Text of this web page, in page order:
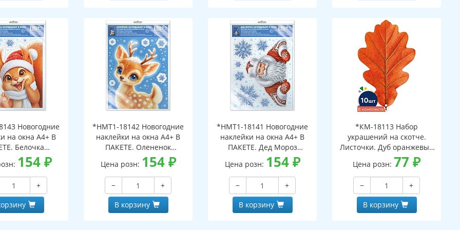
Новогодние
на окна А4+ В
Белочка
в окно (видны
сторон,
в
упаковке,
и клеевым
154₽
+
*НМТ1-18142 Новогодние
наклейки на окна А4+ В
ПАКЕТЕ. Олененок
заглядывает в окно (видны
с обеих сторон,
многоразовые, в
индивидуальной упаковке,
с европодвесом и клеевым
клапаном)
Цена розн: 154₽
−
+
В корзину
*НМТ1-18141 Новогодние
наклейки на окна А4+ В
ПАКЕТЕ. Дед Мороз
заглядывает в окно (видны
с обеих сторон,
многоразовые, в
индивидуальной упаковке,
с европодвесом и клеевым
клапаном)
Цена розн: 154₽
−
+
В корзину
*КМ-18113 Набор
украшений на скотче.
Листочки. Дуб оранжевый
(10 шт. в наборе,
двухсторонняя, ВД-лак)
Цена розн: 77₽
−
+
В корзину